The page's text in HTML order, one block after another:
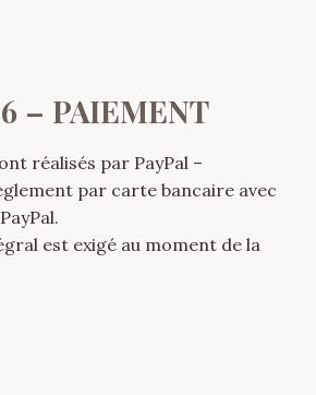
– PAIEMENT
réalisés par PayPal –
par carte bancaire avec
est exigé au moment de la